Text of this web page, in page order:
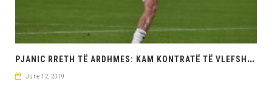
P
JANIC RRETH TË ARDHMES: KAM KONTRATË TË VLEFSHME ME JUVEN
June 12, 2019